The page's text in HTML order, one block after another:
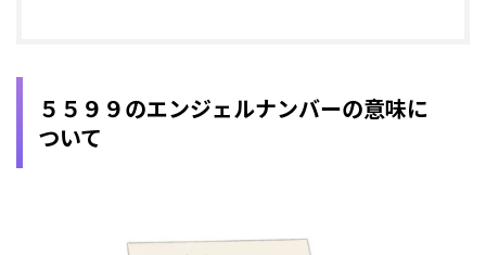
５５９９のエンジェルナンバーの意味に
ついて